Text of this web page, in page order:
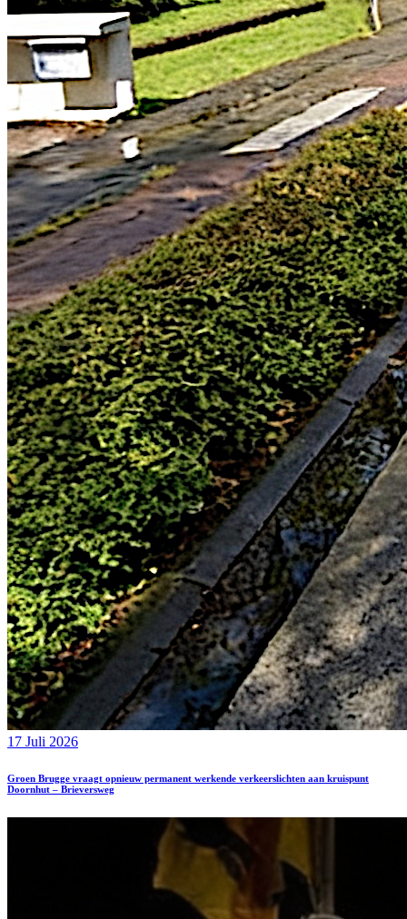
17 Juli 2026
Groen Brugge vraagt opnieuw permanent werkende verkeerslichten aan kruispunt
Doornhut – Brieversweg